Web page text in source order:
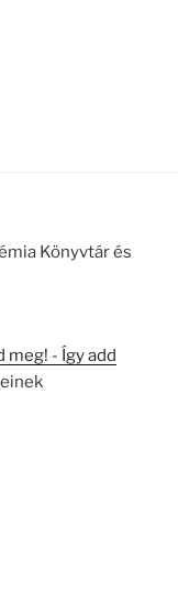
Könyvtár és
meg! - Így add